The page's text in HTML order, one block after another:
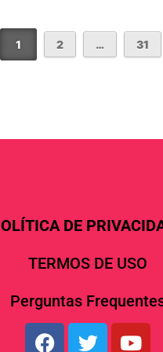
1 2 … 31
DE
TERMOS DE USO
Perguntas